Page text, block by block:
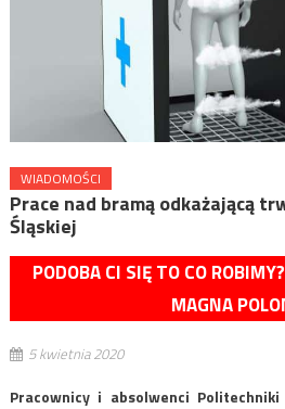
WIADOMOŚCI
Prace nad bramą odkażającą
Śląskiej
PODOBA CI SIĘ TO CO
MAGNA
5 kwietnia 2020
Pracownicy i absolwenci